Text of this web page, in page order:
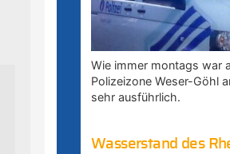
Wie immer montags war
Polizeizone Weser-Göhl
sehr ausführlich.
Wasserstand des